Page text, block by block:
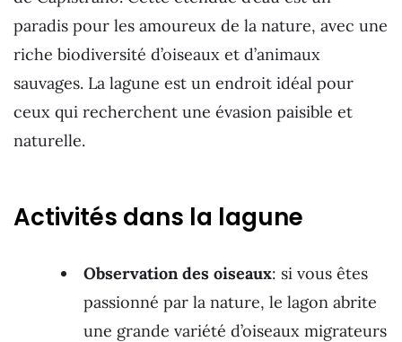
paradis pour les amoureux de la nature, avec une
riche biodiversité d’oiseaux et d’animaux
sauvages. La lagune est un endroit idéal pour
ceux qui recherchent une évasion paisible et
naturelle.
Activités dans la lagune
Observation des oiseaux: si vous êtes
passionné par la nature, le lagon abrite
une grande variété d’oiseaux migrateurs